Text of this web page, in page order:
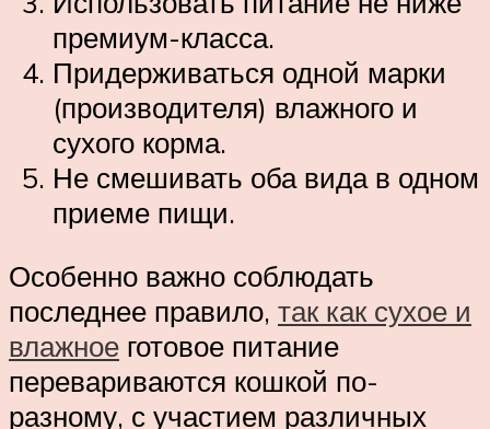
премиум-класса.
Придерживаться одной марки
(производителя) влажного и
сухого корма.
Не смешивать оба вида в одном
приеме пищи.
Особенно важно соблюдать
последнее правило, так как сухое и
влажное готовое питание
перевариваются кошкой по-
разному, с участием различных